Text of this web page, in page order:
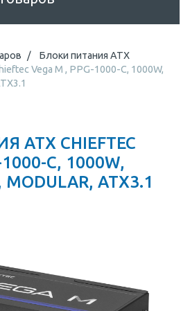
Блоки питания ATX
Vega M , PPG-1000-C, 1000W,
ATX CHIEFTEC
C, 1000W,
MODULAR, ATX3.1